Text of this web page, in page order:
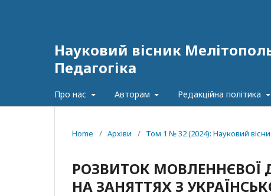
Науковий вісник
Педагогіка
Про нас Авторам Редакційна політика
Home / Архіви / Том 1 № 32 (2024): Науковий
РОЗВИТОК
НА ЗАНЯТТЯХ З